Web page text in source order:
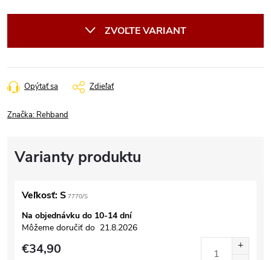
ZVOĽTE VARIANT
Opýtať sa Zdieľať
Značka: Rehband
Veľkosť: S 7770/S
Na objednávku do 10-14 dní
Môžeme doručiť do 21.8.2026
€34,90